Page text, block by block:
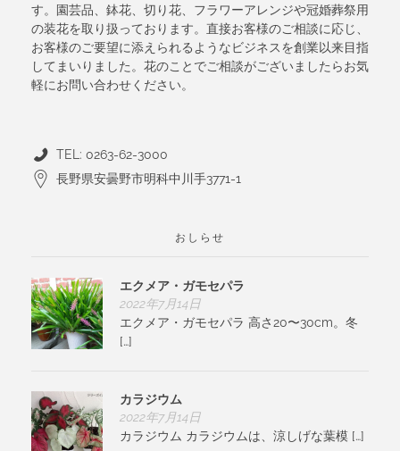
す。園芸品、鉢花、切り花、フラワーアレンジや冠婚葬祭用
の装花を取り扱っております。直接お客様のご相談に応じ、
お客様のご要望に添えられるようなビジネスを創業以来目指
してまいりました。花のことでご相談がございましたらお気
軽にお問い合わせください。
TEL: 0263-62-3000
長野県安曇野市明科中川手3771-1
おしらせ
エクメア・ガモセパラ
2022年7月14日
エクメア・ガモセパラ 高さ20〜30cm。冬
[…]
カラジウム
2022年7月14日
カラジウム カラジウムは、涼しげな葉模 […]